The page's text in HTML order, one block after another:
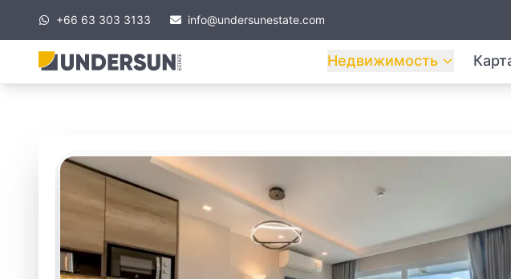
+66 63 303 3133 info@undersunestate.com
Недвижимость